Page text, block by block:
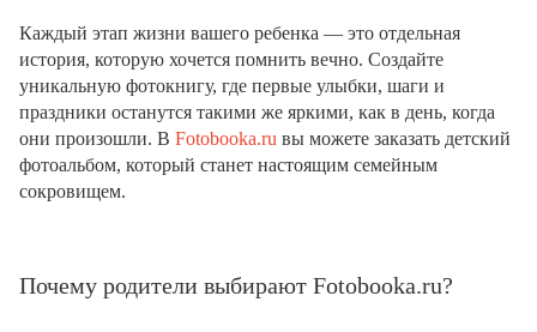
Каждый этап жизни вашего ребенка — это отдельная
история, которую хочется помнить вечно. Создайте
уникальную фотокнигу, где первые улыбки, шаги и
праздники останутся такими же яркими, как в день, когда
они произошли. В Fotobooka.ru вы можете заказать детский
фотоальбом, который станет настоящим семейным
сокровищем.
Почему родители выбирают Fotobooka.ru?